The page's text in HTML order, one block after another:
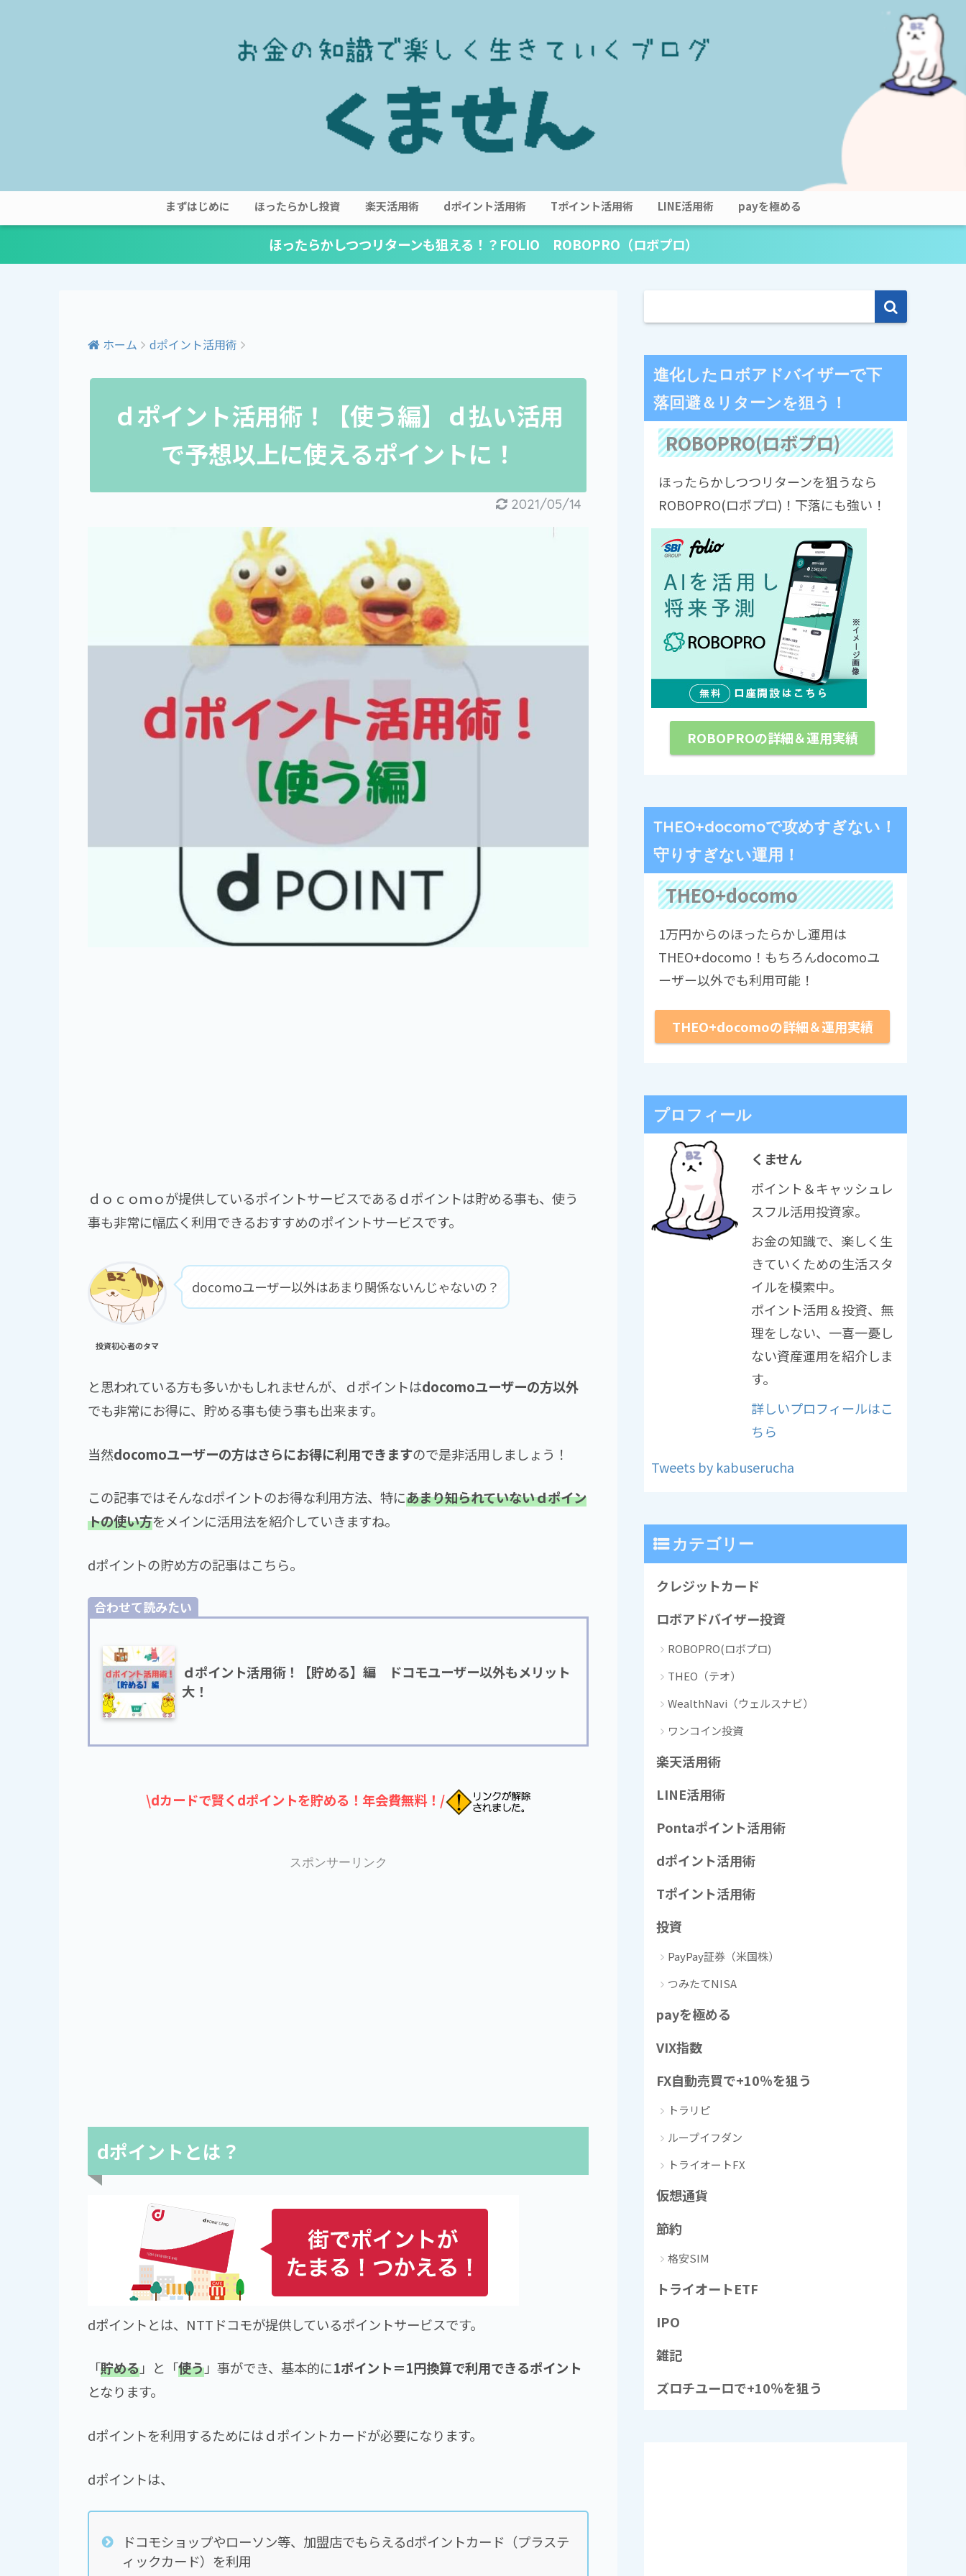
まずはじめに ほったらかし投資 楽天活用術 dポイント活用術 Tポイント活用術 LINE活用術 payを極める
ほったらかしつつリターンも狙える！？FOLIO ROBOPRO（ロボプロ）
ホーム dポイント活用術
ｄポイント活用術！【使う編】ｄ払い活用
で予想以上に使えるポイントに！
2021/05/14
ｄｏｃｏｍｏが提供しているポイントサービスであるｄポイントは貯める事も、使う
事も非常に幅広く利用できるおすすめのポイントサービスです。
投資初心者のタマ
docomoユーザー以外はあまり関係ないんじゃないの？
と思われている方も多いかもしれませんが、ｄポイントはdocomoユーザーの方以外
でも非常にお得に、貯める事も使う事も出来ます。
当然docomoユーザーの方はさらにお得に利用できますので是非活用しましょう！
この記事ではそんなdポイントのお得な利用方法、特にあまり知られていないｄポイン
トの使い方をメインに活用法を紹介していきますね。
dポイントの貯め方の記事はこちら。
合わせて読みたい
ｄポイント活用術！【貯める】編 ドコモユーザー以外もメリット
大！
\dカードで賢くdポイントを貯める！年会費無料！/
スポンサーリンク
dポイントとは？
dポイントとは、NTTドコモが提供しているポイントサービスです。
「貯める」と「使う」事ができ、基本的に1ポイント＝1円換算で利用できるポイント
となります。
dポイントを利用するためにはｄポイントカードが必要になります。
dポイントは、
ドコモショップやローソン等、加盟店でもらえるdポイントカード（プラステ
ィックカード）を利用
進化したロボアドバイザーで下
落回避＆リターンを狙う！
ROBOPRO(ロボプロ)
ほったらかしつつリターンを狙うなら
ROBOPRO(ロボプロ)！下落にも強い！
ROBOPROの詳細＆運用実績
THEO+docomoで攻めすぎない！
守りすぎない運用！
THEO+docomo
1万円からのほったらかし運用は
THEO+docomo！もちろんdocomoユ
ーザー以外でも利用可能！
THEO+docomoの詳細＆運用実績
プロフィール
くません
ポイント＆キャッシュレ
スフル活用投資家。
お金の知識で、楽しく生
きていくための生活スタ
イルを模索中。
ポイント活用＆投資、無
理をしない、一喜一憂し
ない資産運用を紹介しま
す。
詳しいプロフィールはこ
ちら
Tweets by kabuserucha
カテゴリー
クレジットカード
ロボアドバイザー投資
ROBOPRO(ロボプロ)
THEO（テオ）
WealthNavi（ウェルスナビ）
ワンコイン投資
楽天活用術
LINE活用術
Pontaポイント活用術
dポイント活用術
Tポイント活用術
投資
PayPay証券（米国株）
つみたてNISA
payを極める
VIX指数
FX自動売買で+10％を狙う
トラリピ
ループイフダン
トライオートFX
仮想通貨
節約
格安SIM
トライオートETF
IPO
雑記
ズロチユーロで+10％を狙う